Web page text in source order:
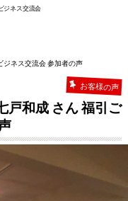
ジネス交流会
ジネス交流会 参加者の声
お客様の声
戸和成 さん 福引ご